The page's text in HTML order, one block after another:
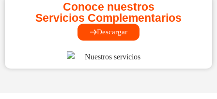
Conoce nuestros
Servicios Complementarios
Descargar